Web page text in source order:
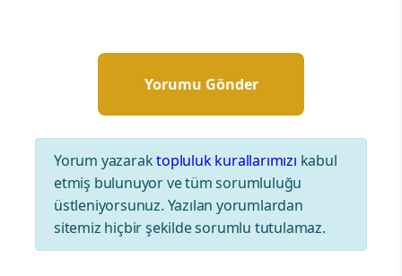
Yorum yazaraktopluluk kurallarımızı kabul
etmiş bulunuyor ve tüm sorumluluğu
üstleniyorsunuz. Yazılan yorumlardan
sitemiz hiçbir şekilde sorumlu tutulamaz.